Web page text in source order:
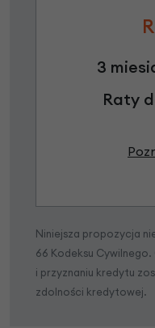
3
Raty
Niniejsza propozycja
66 Kodeksu
i przyznaniu kredytu
zdolności kredytowej.